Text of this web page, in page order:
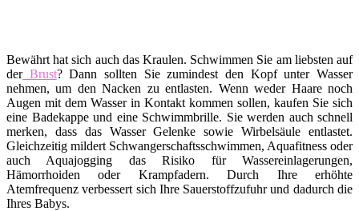
Bewährt hat sich auch das Kraulen. Schwimmen Sie am liebsten auf
derBrust? Dann sollten Sie zumindest den Kopf unter Wasser
nehmen, um den Nacken zu entlasten. Wenn weder Haare noch
Augen mit dem Wasser in Kontakt kommen sollen, kaufen Sie sich
eine Badekappe und eine Schwimmbrille. Sie werden auch schnell
merken, dass das Wasser Gelenke sowie Wirbelsäule entlastet.
Gleichzeitig mildert Schwangerschaftsschwimmen, Aquafitness oder
auch Aquajogging das Risiko für Wassereinlagerungen,
Hämorrhoiden oder Krampfadern. Durch Ihre erhöhte
Atemfrequenz verbessert sich Ihre Sauerstoffzufuhr und dadurch die
Ihres Babys.